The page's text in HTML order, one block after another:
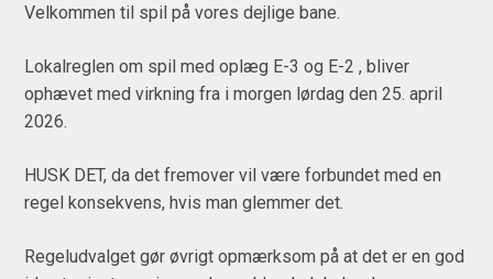
Velkommen til spil på vores dejlige bane.
Lokalreglen om spil med oplæg E-3 og E-2 , bliver
ophævet med virkning fra i morgen lørdag den 25. april
2026.
HUSK DET, da det fremover vil være forbundet med en
regel konsekvens, hvis man glemmer det.
Regeludvalget gør øvrigt opmærksom på at det er en god